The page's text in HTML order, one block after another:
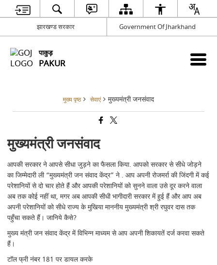
झारखण्ड सरकार Government Of Jharkhand
पाकुड़
PAKUR
मुख्य पृष्ठ सेवाएं मुख्यमंत्री जनसंवाद
मुख्यमंत्री जनसंवाद
आपकी सरकार ने आपसे सीधा जुड़ने का फैसला किया. आपको सरकार से सीधे जोड़ने
का जिम्मेदारी ली “मुख्यमंत्री जन संवाद केंद्र” ने . आप अपनी रोजमर्रा की जिंदगी में कई
परेशानियों से दो चार होते हैं और आपकी परेशानियों को सुनने वाला उसे दूर करने वाला
अब तक कोई नहीं था, मगर अब आपकी सीधी भागीदारी सरकार में हुई हैं और आप अब
अपनी परेशानियों को सीधे राज्य के मुखिया माननीय मुख्यमंत्री श्री रघुवर दास तक
पहुँचा सकते हैं। जानिये कैसे?
मुख्य मंत्री जन संवाद केंद्र में विभिन्न माध्यम से आप अपनी शिकायतें दर्ज करवा सकते
हैं।
टॉल फ्री नंबर 181 पर डायल करके